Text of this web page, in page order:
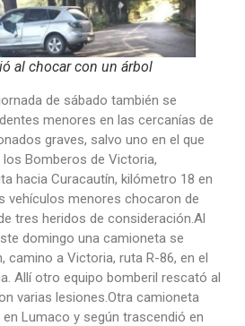
al chocar con un árbol
de sábado también se
menores en las cercanías de
graves, salvo uno en el que
Bomberos de Victoria,
hacia Curacautín, kilómetro 18 en
vehículos menores chocaron de
tres heridos de consideración.Al
domingo una camioneta se
camino a Victoria, ruta R-86, en el
Allí otro equipo bomberil rescató al
varias lesiones.Otra camioneta
Lumaco y según trascendió en